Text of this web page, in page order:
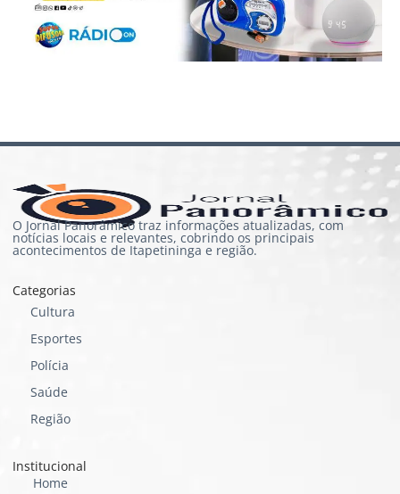
O Jornal Panorâmico traz informações atualizadas, com
notícias locais e relevantes, cobrindo os principais
acontecimentos de Itapetininga e região.
Categorias
Cultura
Esportes
Polícia
Saúde
Região
Institucional
Home